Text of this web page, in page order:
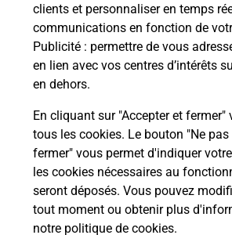
clients et personnaliser en temps
communications en fonction de
Publicité : permettre de vous
en lien avec vos centres d’intérêts
en dehors.
En cliquant sur "Accepter et fermer"
tous les cookies. Le bouton "Ne
fermer" vous permet d'indiquer
les cookies nécessaires au
seront déposés. Vous pouvez
tout moment ou obtenir plus
notre politique de cookies.
En savoir plus
CAUNEILLE
CONSIGNE INTERMARCHE CAUNEILLE